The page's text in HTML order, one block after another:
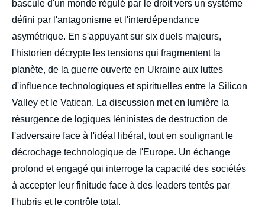
bascule d'un monde régulé par le droit vers un système
défini par l'antagonisme et l'interdépendance
asymétrique. En s'appuyant sur six duels majeurs,
l'historien décrypte les tensions qui fragmentent la
planète, de la guerre ouverte en Ukraine aux luttes
d'influence technologiques et spirituelles entre la Silicon
Valley et le Vatican. La discussion met en lumière la
résurgence de logiques léninistes de destruction de
l'adversaire face à l'idéal libéral, tout en soulignant le
décrochage technologique de l'Europe. Un échange
profond et engagé qui interroge la capacité des sociétés
à accepter leur finitude face à des leaders tentés par
l'hubris et le contrôle total.